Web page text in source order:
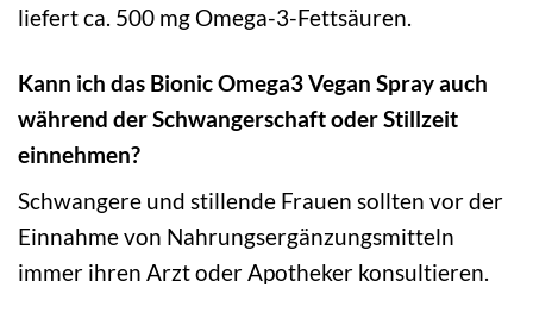
liefert ca. 500 mg Omega-3-Fettsäuren.
Kann ich das Bionic Omega3 Vegan Spray auch
während der Schwangerschaft oder Stillzeit
einnehmen?
Schwangere und stillende Frauen sollten vor der
Einnahme von Nahrungsergänzungsmitteln
immer ihren Arzt oder Apotheker konsultieren.